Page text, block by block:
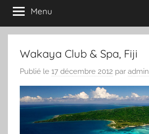
Menu
Wakaya Club & Spa, Fiji
Publié le 17 décembre 2012 par admin